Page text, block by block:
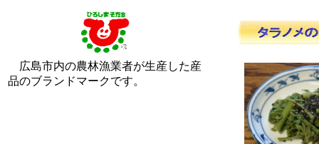
広島市内の農林漁業者が生産した産
品のブランドマークです。